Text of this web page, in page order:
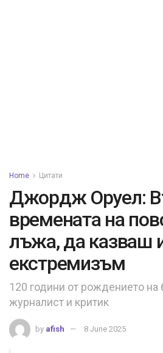
Home Цитати
Джордж Оруел:
времената на
лъжа, да казваш
екстремизъм
120 години от рождението на
журналист и критик
by afish 8 June 2025